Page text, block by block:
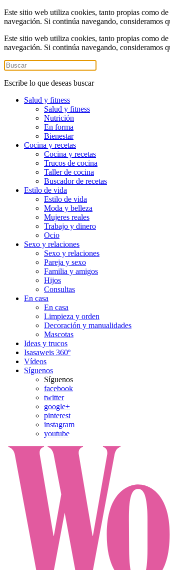
Este sitio web utiliza cookies, tanto propias como
navegación. Si continúa navegando, consideramos
Este sitio web utiliza cookies, tanto propias como
navegación. Si continúa navegando, consideramos
Escribe lo que deseas buscar
Salud y fitness
Salud y fitness
Nutrición
En forma
Bienestar
Cocina y recetas
Cocina y recetas
Trucos de cocina
Taller de cocina
Buscador de recetas
Estilo de vida
Estilo de vida
Moda y belleza
Mujeres reales
Trabajo y dinero
Ocio
Sexo y relaciones
Sexo y relaciones
Pareja y sexo
Familia y amigos
Hijos
Consultas
En casa
En casa
Limpieza y orden
Decoración y manualidades
Mascotas
Ideas y trucos
Isasaweis 360º
Vídeos
Síguenos
Síguenos
facebook
twitter
google+
pinterest
instagram
youtube